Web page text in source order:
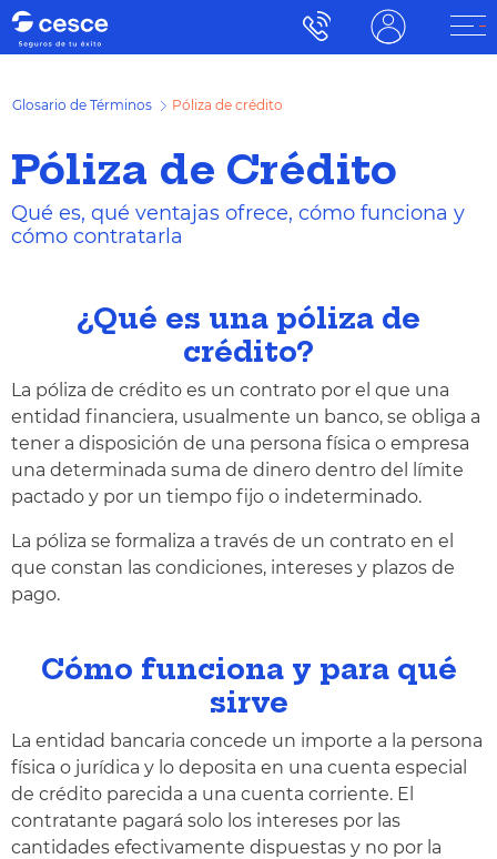
Glosario de Términos Póliza de crédito
Póliza de Crédito
Qué es, qué ventajas ofrece, cómo funciona y
cómo contratarla
¿Qué es una póliza de
crédito?
La póliza de crédito es un contrato por el que una
entidad financiera, usualmente un banco, se obliga a
tener a disposición de una persona física o empresa
una determinada suma de dinero dentro del límite
pactado y por un tiempo fijo o indeterminado.
La póliza se formaliza a través de un contrato en el
que constan las condiciones, intereses y plazos de
pago.
Cómo funciona y para qué
sirve
La entidad bancaria concede un importe a la persona
física o jurídica y lo deposita en una cuenta especial
de crédito parecida a una cuenta corriente. El
contratante pagará solo los intereses por las
cantidades efectivamente dispuestas y no por la